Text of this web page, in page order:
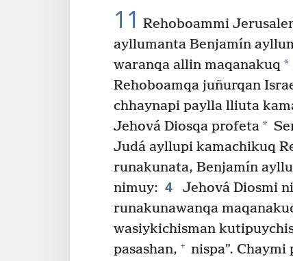
11 Rehoboammi
ayllumanta Benjamín
waranqa allin maqanakuq *
Rehoboamqa juñurqan
chhaynapi paylla lliuta
Jehová Diosqa profeta*
Judá ayllupi kamachikuq
runakunata, Benjamín
nimuy: 4
Jehová Diosmi
runakunawanqa
wasiykichisman
pasashan, + nispa”.